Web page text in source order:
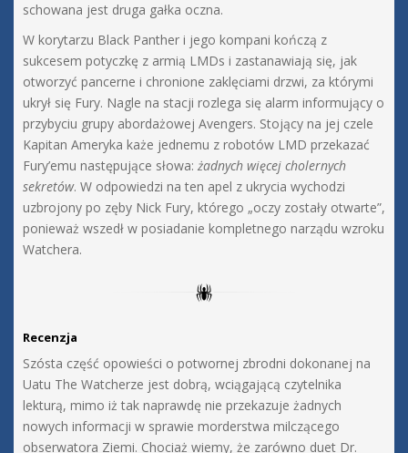
schowana jest druga gałka oczna.
W korytarzu Black Panther i jego kompani kończą z
sukcesem potyczkę z armią LMDs i zastanawiają się, jak
otworzyć pancerne i chronione zaklęciami drzwi, za którymi
ukrył się Fury. Nagle na stacji rozlega się alarm informujący o
przybyciu grupy abordażowej Avengers. Stojący na jej czele
Kapitan Ameryka każe jednemu z robotów LMD przekazać
Fury’emu następujące słowa: żadnych więcej cholernych
sekretów. W odpowiedzi na ten apel z ukrycia wychodzi
uzbrojony po zęby Nick Fury, którego „oczy zostały otwarte”,
ponieważ wszedł w posiadanie kompletnego narządu wzroku
Watchera.
Recenzja
Szósta część opowieści o potwornej zbrodni dokonanej na
Uatu The Watcherze jest dobrą, wciągającą czytelnika
lekturą, mimo iż tak naprawdę nie przekazuje żadnych
nowych informacji w sprawie morderstwa milczącego
obserwatora Ziemi. Chociaż wiemy, że zarówno duet Dr.